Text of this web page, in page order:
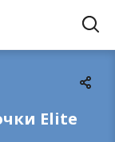
Elite